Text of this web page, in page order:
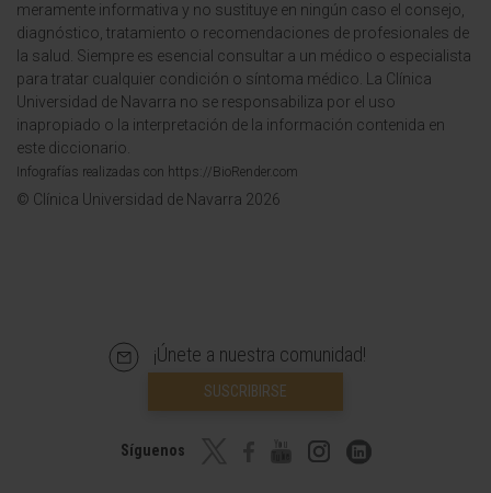
meramente informativa y no sustituye en ningún caso el consejo,
diagnóstico, tratamiento o recomendaciones de profesionales de
la salud. Siempre es esencial consultar a un médico o especialista
para tratar cualquier condición o síntoma médico. La Clínica
Universidad de Navarra no se responsabiliza por el uso
inapropiado o la interpretación de la información contenida en
este diccionario.
Infografías realizadas con https://BioRender.com
© Clínica Universidad de Navarra 2026
¡Únete a nuestra comunidad!
SUSCRIBIRSE
Síguenos